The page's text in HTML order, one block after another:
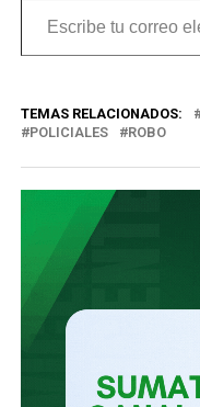
Escribe
tu
electrónico…
TEMAS RELACIONADOS:
POLICIALES
ROBO